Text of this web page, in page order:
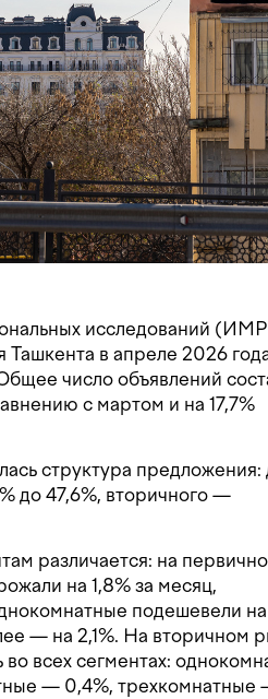
исследований
в апреле 2026
число объявлений
с мартом и на 17,7%
структура предложения:
до 47,6%, вторичного —
различается: на
на 1,8% за месяц,
подешевели на
— на 2,1%. На вторичном
всех сегментах:
— 0,4%, трехкомнатные